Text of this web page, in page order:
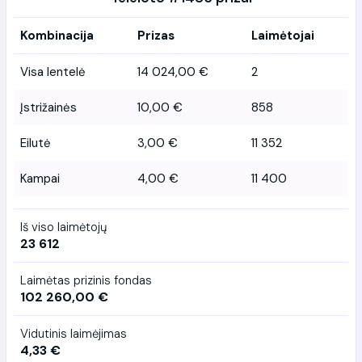
Kombinacija Prizas Laimėtojai
Visa lentelė 14 024,00 € 2
Įstrižainės 10,00 € 858
Eilutė 3,00 € 11 352
Kampai 4,00 € 11 400
Iš viso laimėtojų
23 612
Laimėtas prizinis fondas
102 260,00 €
Vidutinis laimėjimas
4,33 €